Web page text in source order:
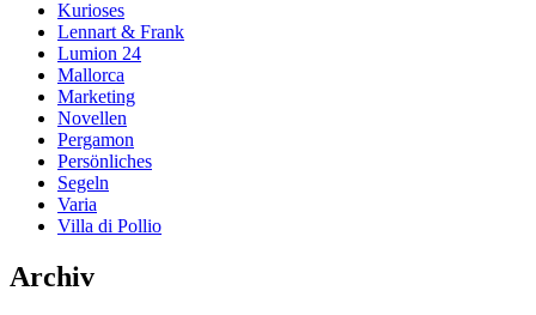
Kurioses
Lennart & Frank
Lumion 24
Mallorca
Marketing
Novellen
Pergamon
Persönliches
Segeln
Varia
Villa di Pollio
Archiv